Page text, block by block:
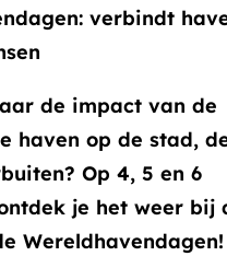
verbindt
de impact van de
haven op de stad,
Op 4, 5 en 6
je het weer bij